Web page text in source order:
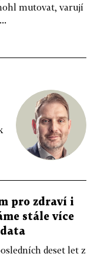
mutovat, varují
pro zdraví i
stále více
deset let z